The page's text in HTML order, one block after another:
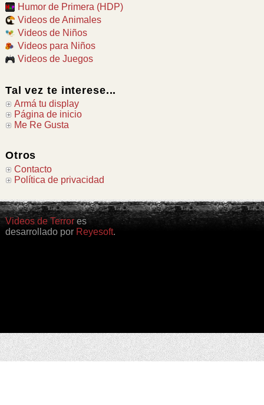
Humor de Primera (HDP)
Videos de Animales
Videos de Niños
Videos para Niños
Videos de Juegos
Tal vez te interese...
Armá tu display
Página de inicio
Me Re Gusta
Otros
Contacto
Política de privacidad
Videos de Terrores
desarrollado por Reyesoft.